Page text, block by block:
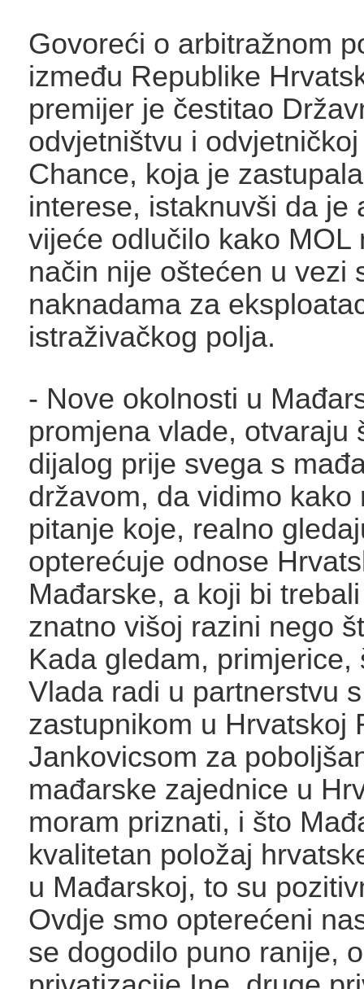
Govoreći o arbitražnom
između Republike
premijer je čestitao
odvjetništvu i
Chance, koja je
interese, istaknuvši da je
vijeće odlučilo kako MOL
način nije oštećen u vezi
naknadama za
istraživačkog polja.
- Nove okolnosti u
promjena vlade, otvaraju
dijalog prije svega s
državom, da vidimo kako
pitanje koje, realno
opterećuje odnose
Mađarske, a koji bi
znatno višoj razini nego
Kada gledam, primjerice,
Vlada radi u partnerstvu
zastupnikom u Hrvatskoj
Jankovicsom za
mađarske zajednice u
moram priznati, i što
kvalitetan položaj
u Mađarskoj, to su
Ovdje smo opterećeni
se dogodilo puno ranije,